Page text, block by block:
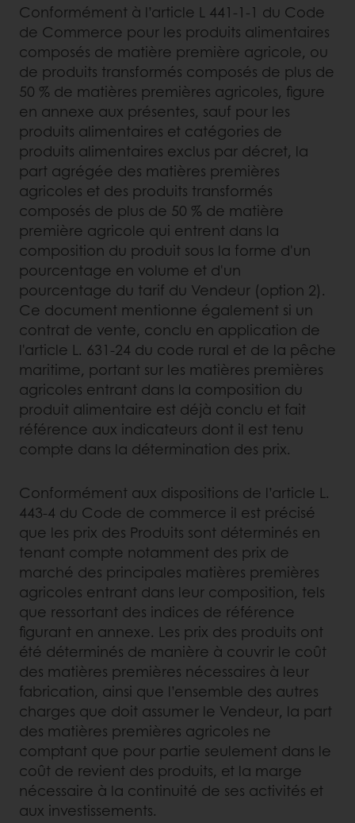
Conformément à l’article L 441-1-1 du Code
de Commerce pour les produits alimentaires
composés de matière première agricole, ou
de produits transformés composés de plus de
50 % de matières premières agricoles, figure
en annexe aux présentes, sauf pour les
produits alimentaires et catégories de
produits alimentaires exclus par décret, la
part agrégée des matières premières
agricoles et des produits transformés
composés de plus de 50 % de matière
première agricole qui entrent dans la
composition du produit sous la forme d'un
pourcentage en volume et d'un
pourcentage du tarif du Vendeur (option 2).
Ce document mentionne également si un
contrat de vente, conclu en application de
l'article L. 631-24 du code rural et de la pêche
maritime, portant sur les matières premières
agricoles entrant dans la composition du
produit alimentaire est déjà conclu et fait
référence aux indicateurs dont il est tenu
compte dans la détermination des prix.
Conformément aux dispositions de l’article L.
443-4 du Code de commerce il est précisé
que les prix des Produits sont déterminés en
tenant compte notamment des prix de
marché des principales matières premières
agricoles entrant dans leur composition, tels
que ressortant des indices de référence
figurant en annexe. Les prix des produits ont
été déterminés de manière à couvrir le coût
des matières premières nécessaires à leur
fabrication, ainsi que l’ensemble des autres
charges que doit assumer le Vendeur, la part
des matières premières agricoles ne
comptant que pour partie seulement dans le
coût de revient des produits, et la marge
nécessaire à la continuité de ses activités et
aux investissements.